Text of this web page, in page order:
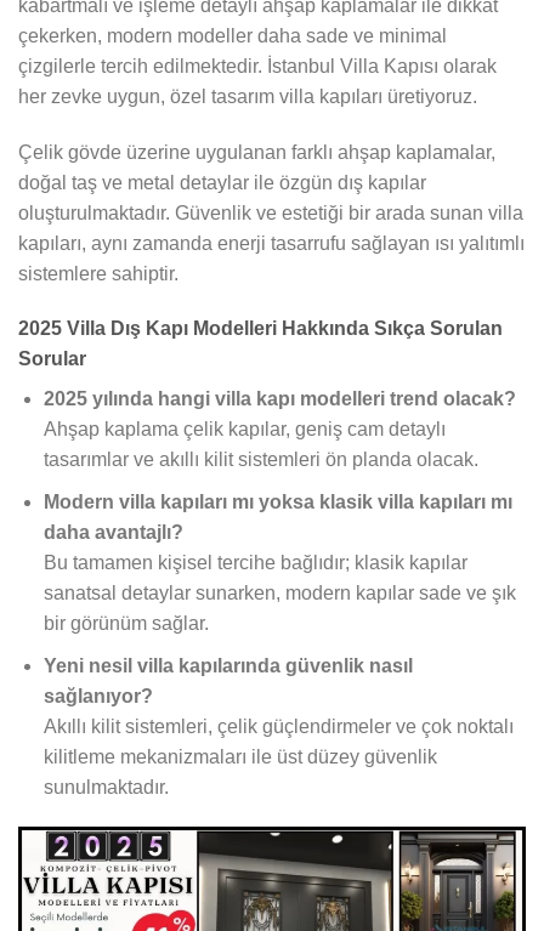
kabartmalı ve işleme detaylı ahşap kaplamalar ile dikkat
çekerken, modern modeller daha sade ve minimal
çizgilerle tercih edilmektedir. İstanbul Villa Kapısı olarak
her zevke uygun, özel tasarım villa kapıları üretiyoruz.
Çelik gövde üzerine uygulanan farklı ahşap kaplamalar,
doğal taş ve metal detaylar ile özgün dış kapılar
oluşturulmaktadır. Güvenlik ve estetiği bir arada sunan villa
kapıları, aynı zamanda enerji tasarrufu sağlayan ısı yalıtımlı
sistemlere sahiptir.
2025 Villa Dış Kapı Modelleri Hakkında Sıkça Sorulan
Sorular
2025 yılında hangi villa kapı modelleri trend olacak?
Ahşap kaplama çelik kapılar, geniş cam detaylı
tasarımlar ve akıllı kilit sistemleri ön planda olacak.
Modern villa kapıları mı yoksa klasik villa kapıları mı
daha avantajlı?
Bu tamamen kişisel tercihe bağlıdır; klasik kapılar
sanatsal detaylar sunarken, modern kapılar sade ve şık
bir görünüm sağlar.
Yeni nesil villa kapılarında güvenlik nasıl
sağlanıyor?
Akıllı kilit sistemleri, çelik güçlendirmeler ve çok noktalı
kilitleme mekanizmaları ile üst düzey güvenlik
sunulmaktadır.